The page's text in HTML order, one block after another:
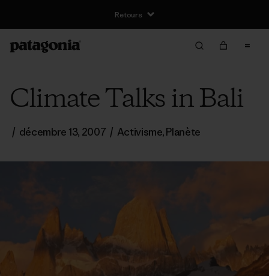
Retours
Climate Talks in Bali
/ décembre 13, 2007 / Activisme,Planète